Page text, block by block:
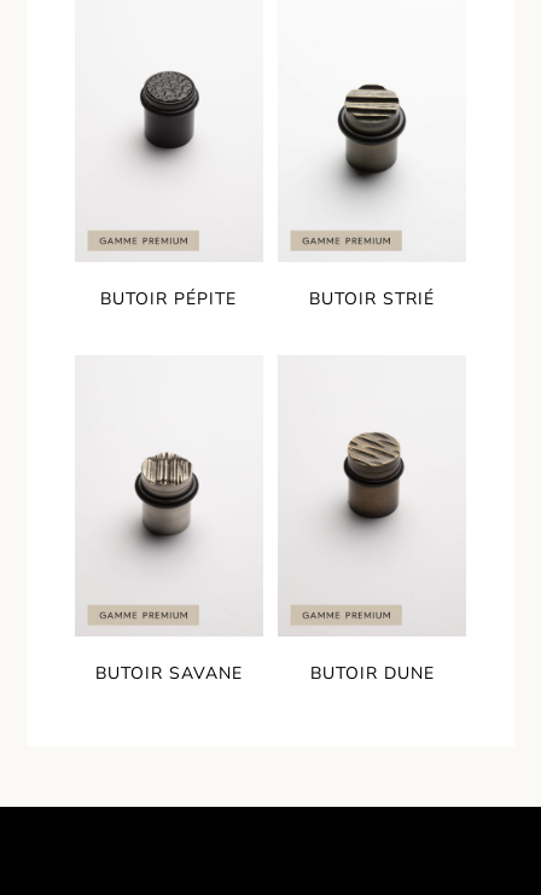
BUTOIR PÉPITE BUTOIR STRIÉ
BUTOIR SAVANE BUTOIR DUNE